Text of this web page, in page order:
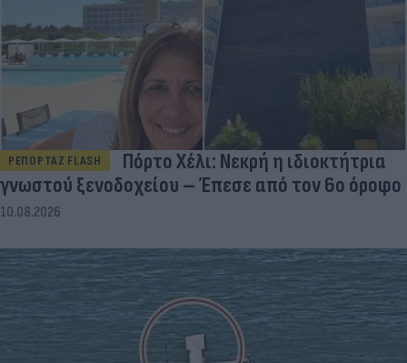
ΡΕΠΟΡΤΑΖ FLASH
Πόρτο Χέλι: Νεκρή η ιδιοκτήτρια
γνωστού ξενοδοχείου – Έπεσε από τον 6ο όροφο
10.08.2026